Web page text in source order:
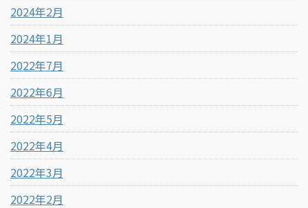
2024年2月
2024年1月
2022年7月
2022年6月
2022年5月
2022年4月
2022年3月
2022年2月